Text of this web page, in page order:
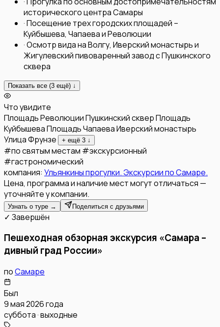
исторического центра Самары
·Посещение трех городских площадей –
Куйбышева, Чапаева и Революции
·Осмотр вида на Волгу, Иверский монастырь и
Жигулевский пивоваренный завод с Пушкинского
сквера
Показать все (3 ещё) ↓
Что увидите
Площадь РеволюцииПушкинский скверПлощадь
КуйбышеваПлощадь ЧапаеваИверский монастырь
Улица Фрунзе
+ ещё 3 ↓
#по святым местам #экскурсионный
#гастрономический
компания: Ульянкины прогулки. Экскурсии по Самаре.
Цена, программа и наличие мест могут отличаться —
уточняйте у компании.
Узнать о туре → Поделиться с друзьями
✓ Завершён
Пешеходная обзорная экскурсия «Самара –
дивный град России»
поСамаре
Был
9 мая 2026 года
суббота · выходные